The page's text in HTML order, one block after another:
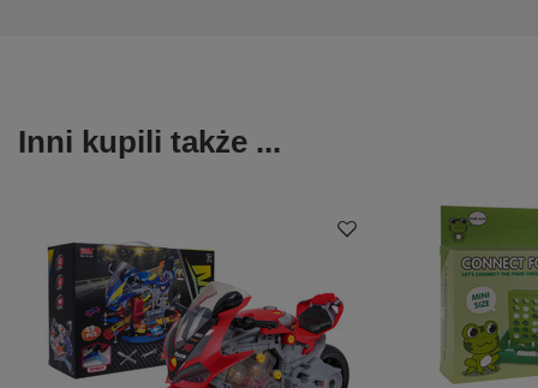
Inni kupili także ...